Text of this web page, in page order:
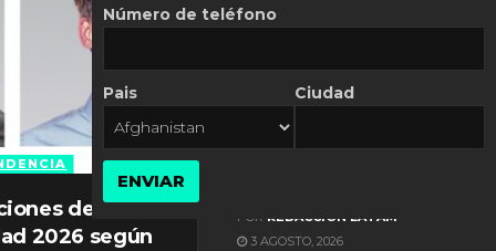
de
2026 según
ES NOTICIA
POR REDACCIÓN LATAM
3 AGOSTO, 2026
Número de teléfono
Pais Ciudad
ENVIAR